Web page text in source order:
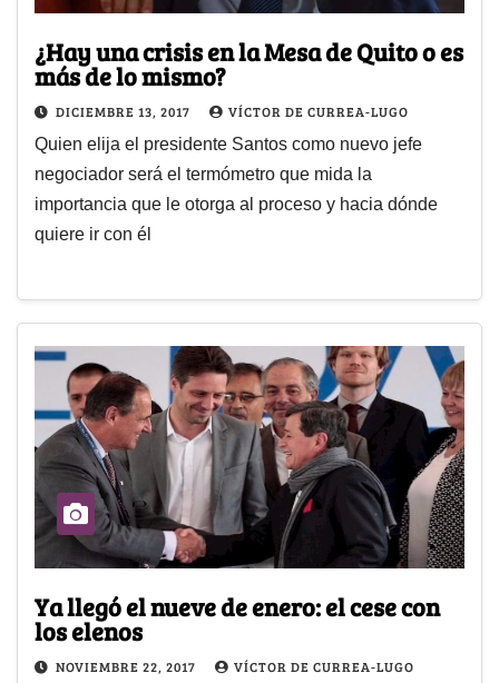
¿Hay una crisis en la Mesa de Quito o es
más de lo mismo?
DICIEMBRE 13, 2017 VÍCTOR DE CURREA-LUGO
Quien elija el presidente Santos como nuevo jefe
negociador será el termómetro que mida la
importancia que le otorga al proceso y hacia dónde
quiere ir con él
Ya llegó el nueve de enero: el cese con
los elenos
NOVIEMBRE 22, 2017 VÍCTOR DE CURREA-LUGO